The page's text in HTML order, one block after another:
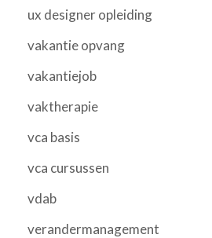
ux designer opleiding
vakantie opvang
vakantiejob
vaktherapie
vca basis
vca cursussen
vdab
verandermanagement